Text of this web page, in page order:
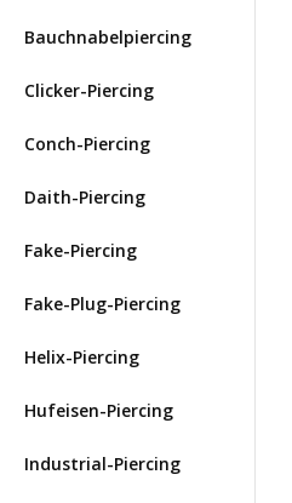
Bauchnabelpiercing
Clicker-Piercing
Conch-Piercing
Daith-Piercing
Fake-Piercing
Fake-Plug-Piercing
Helix-Piercing
Hufeisen-Piercing
Industrial-Piercing